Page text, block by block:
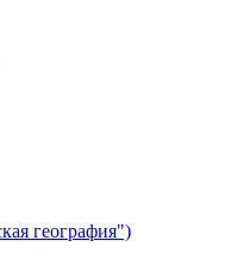
география")